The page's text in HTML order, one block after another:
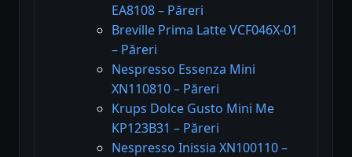
EA8108 – Păreri
Breville Prima Latte VCF046X-01
– Păreri
Nespresso Essenza Mini
XN110810 – Păreri
Krups Dolce Gusto Mini Me
KP123B31 – Păreri
Nespresso Inissia XN100110 –